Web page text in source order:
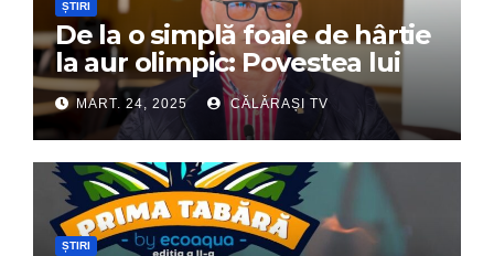
ȘTIRI
De la o simplă foaie de hârtie
la aur olimpic: Povestea lui
Dumitru Chirilă
MART. 24, 2025 CĂLĂRAȘI TV
ȘTIRI